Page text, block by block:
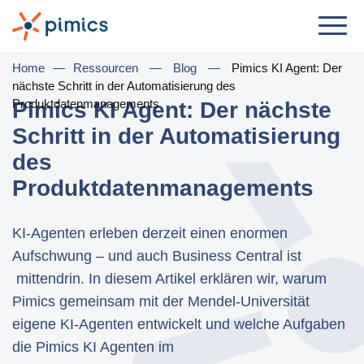
Lösung
Nach Jobrolle
Produktmanager
Marketingmanager
IT-Manager
Geschäftsführer
Nach Geschäftsbedarf
Ditribution & Großhandel
E-Commerce
Home — Ressourcen — Blog —
Pimics KI Agent: Der
nächste Schritt in der Automatisierung des
Produktdatenmanagements
Pimics KI Agent: Der nächste
Schritt in der Automatisierung
des
Produktdatenmanagements
KI‑Agenten erleben derzeit einen enormen
Aufschwung – und auch Business Central ist
mittendrin. In diesem Artikel erklären wir, warum
Pimics gemeinsam mit der Mendel‑Universität
eigene KI‑Agenten entwickelt und welche Aufgaben
die Pimics KI Agenten im